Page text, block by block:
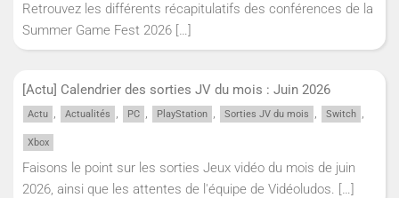
Retrouvez les différents récapitulatifs des conférences de la
Summer Game Fest 2026 […]
[Actu] Calendrier des sorties JV du mois : Juin 2026
Actu , Actualités , PC , PlayStation , Sorties JV du mois , Switch ,
Xbox
Faisons le point sur les sorties Jeux vidéo du mois de juin
2026, ainsi que les attentes de l'équipe de Vidéoludos. […]